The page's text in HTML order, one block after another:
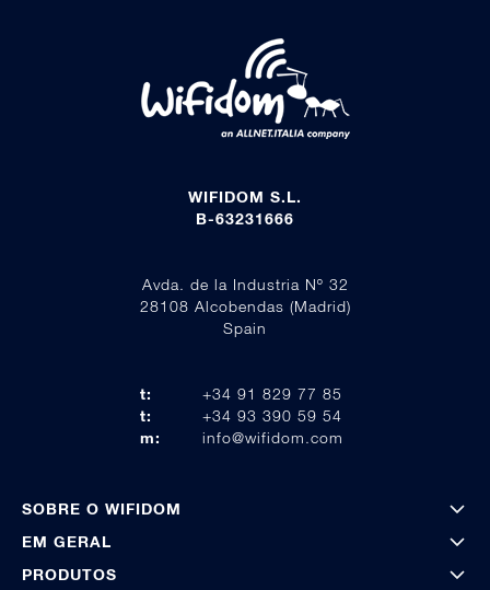
WIFIDOM S.L.
B-63231666
Avda. de la Industria Nº 32
28108 Alcobendas (Madrid)
Spain
t:
+34 91 829 77 85
t:
+34 93 390 59 54
m:
info@wifidom.com
SOBRE O WIFIDOM
EM GERAL
PRODUTOS